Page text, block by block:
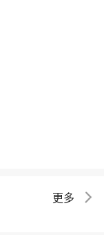
更多